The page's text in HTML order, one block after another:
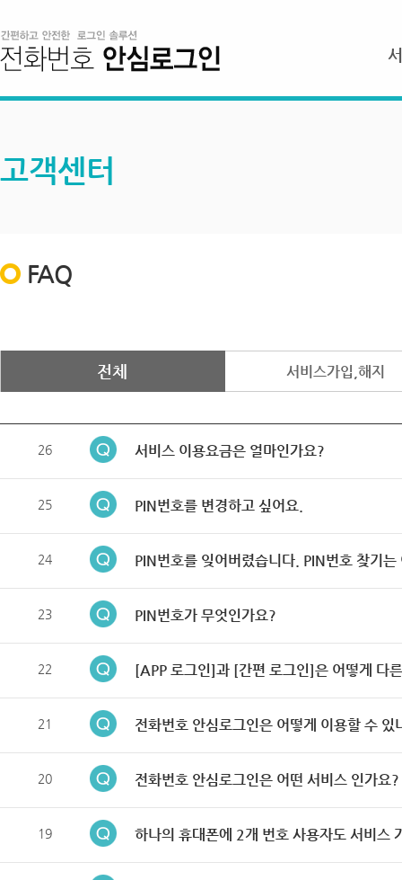
고객센터
FAQ
전체 서비스가입,해지
26 서비스 이용요금은 얼마인가요?
25 PIN번호를 변경하고 싶어요.
24 PIN번호를 잊어버렸습니다. PIN번호 찾기는
23 PIN번호가 무엇인가요?
22 [APP 로그인]과 [간편 로그인]은 어떻게 다
21 전화번호 안심로그인은 어떻게 이용할 수 있
20 전화번호 안심로그인은 어떤 서비스 인가요?
19 하나의 휴대폰에 2개 번호 사용자도 서비스